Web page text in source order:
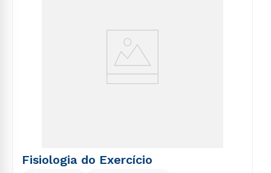
Fisiologia do Exercício